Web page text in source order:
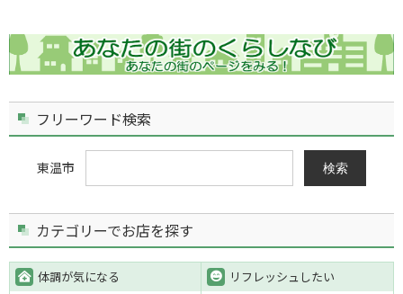
フリーワード検索
東温市 検索
カテゴリーでお店を探す
体調が気になる リフレッシュしたい